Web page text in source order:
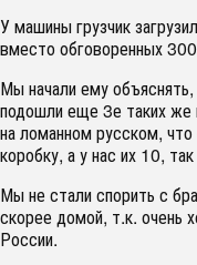
У машины грузчик
вместо обговоренных
Мы начали ему
подошли еще 3е таких же
на ломанном русском,
коробку, а у нас их 10,
Мы не стали спорить с
скорее домой, т.к. очень
России.